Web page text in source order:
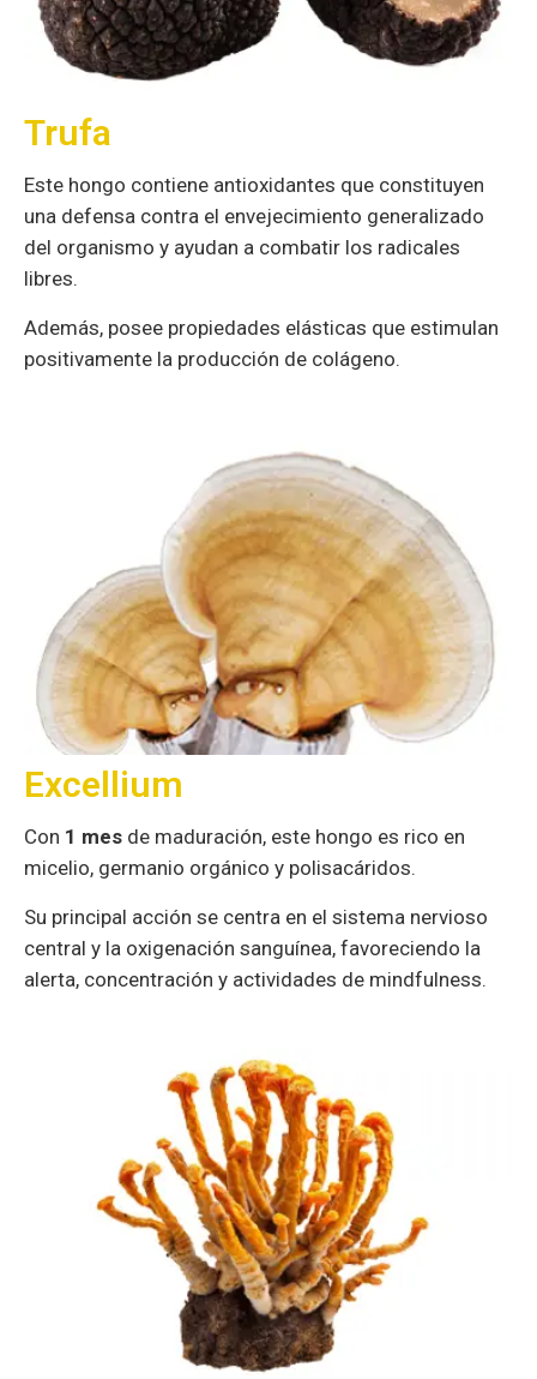
Trufa
Este hongo contiene antioxidantes que constituyen
una defensa contra el envejecimiento generalizado
del organismo y ayudan a combatir los radicales
libres.
Además, posee propiedades elásticas queestimulan
positivamente la producción decolágeno.
Excellium
Con1 mesde maduración, este hongo es ricoen
micelio, germanio orgánico y polisacáridos.
central y la oxigenación sanguínea,favoreciendo la
alerta, concentración yactividades de mindfulness.
Cordyceps
Este hongo contiene adenosina, vitaminas y